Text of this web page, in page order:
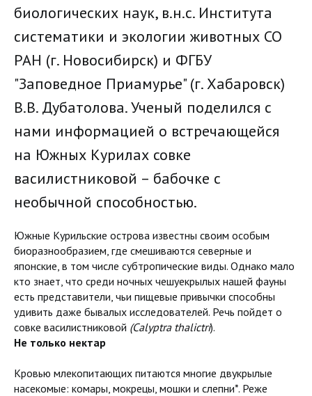
биологических наук, в.н.с. Института
систематики и экологии животных СО
РАН (г. Новосибирск) и ФГБУ
"Заповедное Приамурье" (г. Хабаровск)
В.В. Дубатолова. Ученый поделился с
нами информацией о встречающейся
на Южных Курилах совке
василистниковой – бабочке с
необычной способностью.
Южные Курильские острова известны своим особым
биоразнообразием, где смешиваются северные и
японские, в том числе субтропические виды. Однако мало
кто знает, что среди ночных чешуекрылых нашей фауны
есть представители, чьи пищевые привычки способны
удивить даже бывалых исследователей. Речь пойдет о
совке василистниковой (Calyptra thalictri).
Не только нектар
Кровью млекопитающих питаются многие двукрылые
насекомые: комары, мокрецы, мошки и слепни*. Реже